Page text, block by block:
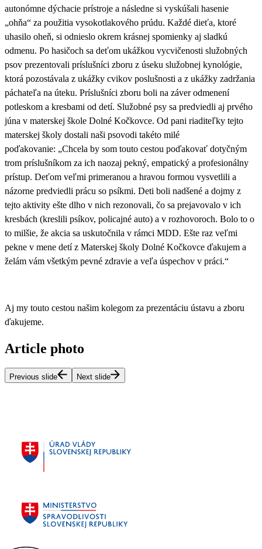
autonómne dýchacie prístroje a následne si vyskúšali hasenie
„ohňa“ za použitia vysokotlakového prúdu. Každé dieťa, ktoré
uhasilo oheň, si odnieslo okrem krásnej spomienky aj sladkú
odmenu. Po hasičoch sa deťom ukážkou vycvičenosti služobných
psov prezentovali príslušníci zboru z úseku služobnej kynológie,
ktorá pozostávala z ukážky cvikov poslušnosti a z ukážky zadržania
páchateľa na úteku. Príslušníci zboru boli na záver odmenení
potleskom a kresbami od detí. Služobné psy sa predviedli aj prvého
júna v materskej škole Dolné Kočkovce. Od pani riaditeľky tejto
materskej školy dostali naši psovodi takéto milé
poďakovanie: „Chcela by som touto cestou poďakovať dotyčným
trom príslušníkom za ich naozaj pekný, empatický a profesionálny
prístup. Deťom veľmi primeranou a hravou formou vysvetlili a
názorne predviedli prácu so psíkmi. Deti boli nadšené a dojmy z
tejto aktivity ešte dlho v nich rezonovali, čo sa prejavovalo v ich
kresbách (kreslili psíkov, policajné auto) a v rozhovoroch. Bolo to o
to milšie, že akcia sa uskutočnila v rámci MDD. Ešte raz veľmi
pekne v mene detí z Materskej školy Dolné Kočkovce ďakujem a
želám vám všetkým pevné zdravie a veľa úspechov v práci.“
Aj my touto cestou našim kolegom za prezentáciu ústavu a zboru
ďakujeme.
Article photo
Previous slide Next slide